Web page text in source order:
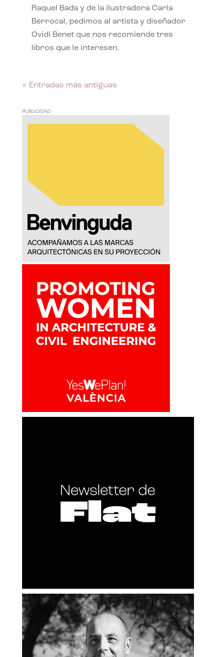
Raquel Bada y de la ilustradora Carla
Berrocal, pedimos al artista y diseñador
Ovidi Benet que nos recomiende tres
libros que le interesen.
« Entradas más antiguas
PUBLICIDAD